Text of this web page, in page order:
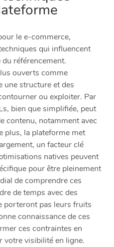
le e-commerce,
qui influencent
référencement.
ouverts comme
une structure et des
ou exploiter. Par
bien que simplifiée, peut
contenu, notamment avec
plus, la plateforme met
un facteur clé
natives peuvent
pour être pleinement
de comprendre ces
de temps avec des
porteront pas leurs fruits
connaissance de ces
ces contraintes en
visibilité en ligne.